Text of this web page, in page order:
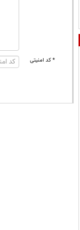
* کد امنیتی